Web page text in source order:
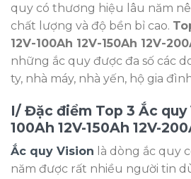
quy có thương hiệu lâu năm
chất lượng và độ bền bỉ cao.
12V-100Ah 12V-150Ah 12V-
những ắc quy được đa số các
ty, nhà máy, nhà yến, hộ gia
I/ Đặc điểm Top 3 Ắc quy
100Ah 12V-150Ah 12V-
Ắc quy Vision là dòng ắc quy
năm được rất nhiều người tin